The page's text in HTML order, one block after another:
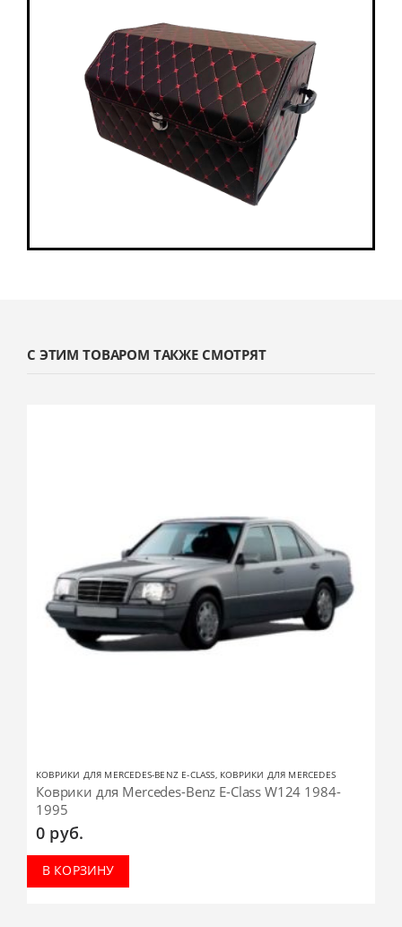
С ЭТИМ ТОВАРОМ ТАКЖЕ СМОТРЯТ
КОВРИКИ ДЛЯ MERCEDES-BENZ E-CLASS, КОВРИКИ ДЛЯ MERCEDES
Коврики для Mercedes-Benz E-Class W124 1984-
1995
0 руб.
В КОРЗИНУ